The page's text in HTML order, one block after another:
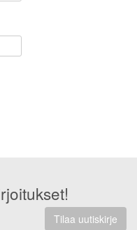
Tilaa uutiskirje